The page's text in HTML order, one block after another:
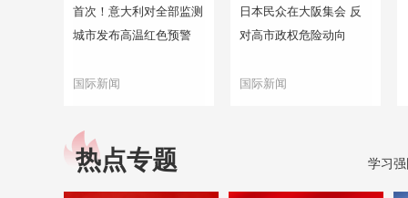
首次！意大利对全部监测
城市发布高温红色预警
国际新闻
日本民众在大阪集会 反
对高市政权危险动向
国际新闻
热点专题 学习